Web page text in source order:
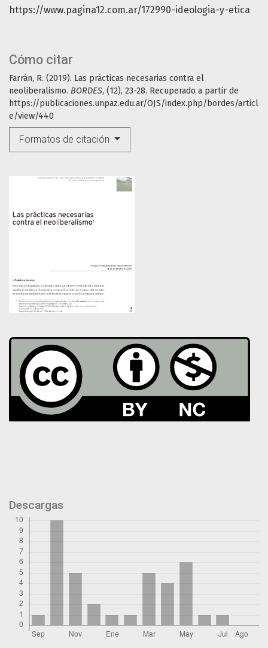
Cómo citar
Farrán, R. (2019). Las prácticas necesarias contra el
neoliberalismo. BORDES, (12), 23-28. Recuperado a partir de
https://publicaciones.unpaz.edu.ar/OJS/index.php/bordes/articl
e/view/440
Formatos de citación
https://www.pagina12.com.ar/172990-ideologia-y-etica
Descargas